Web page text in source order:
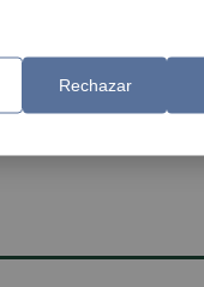
Rechazar